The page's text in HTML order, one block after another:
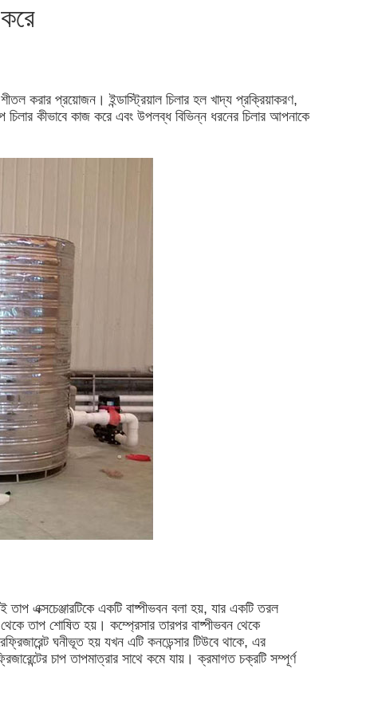
করার প্রয়োজন। ইন্ডাস্ট্রিয়াল চিলার হল খাদ্য প্রক্রিয়াকরণ,
চিলার কীভাবে কাজ করে এবং উপলব্ধ বিভিন্ন ধরনের চিলার আপনাকে
এক্সচেঞ্জারটিকে একটি বাষ্পীভবন বলা হয়, যার একটি তরল
থেকে তাপ শোষিত হয়। কম্প্রেসার তারপর বাষ্পীভবন থেকে
ঘনীভূত হয় যখন এটি কনডেন্সার টিউবে থাকে, এর
চাপ তাপমাত্রার সাথে কমে যায়। ক্রমাগত চক্রটি সম্পূর্ণ